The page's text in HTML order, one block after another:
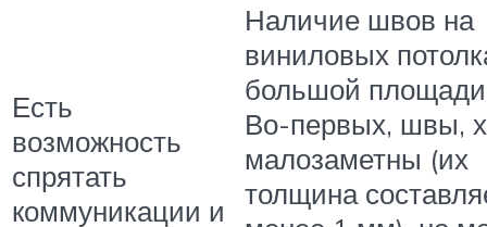
Есть
возможность
спрятать
коммуникации и
Наличие швов на
виниловых
большой площади
Во-первых, швы,
малозаметны (их
толщина